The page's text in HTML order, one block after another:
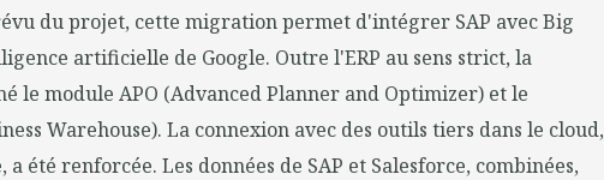
du projet, cette migration permet d'intégrer SAP avec Big
artificielle de Google. Outre l'ERP au sens strict, la
le module APO (Advanced Planner and Optimizer) et le
Warehouse). La connexion avec des outils tiers dans le cloud,
a été renforcée. Les données de SAP et Salesforce, combinées,